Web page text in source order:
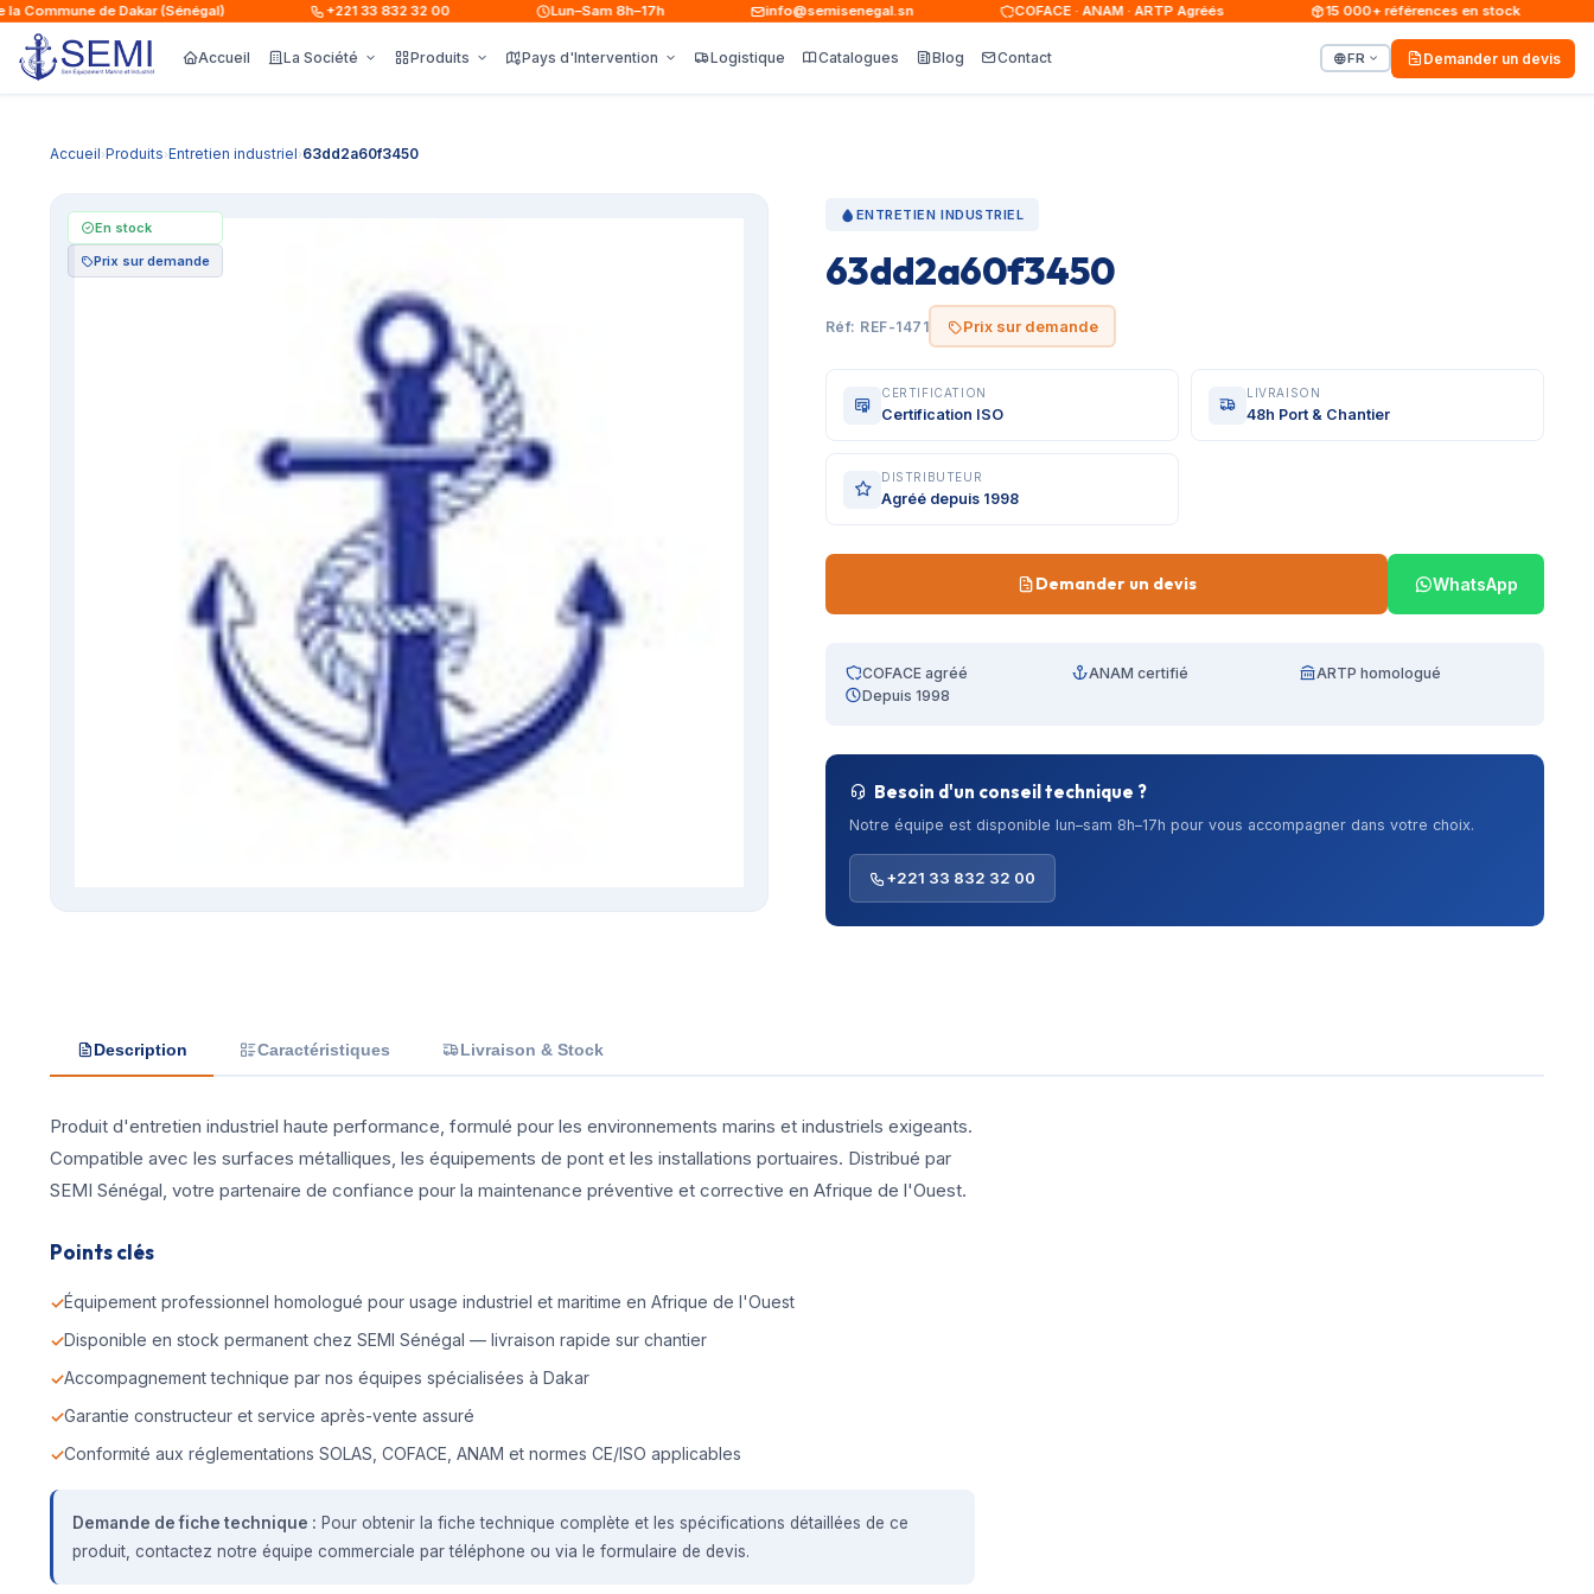
de Dakar (Sénégal) +221 33 832 32 00 Lun–Sam 8h–17h info@semisenegal.sn COFACE · ANAM · ARTP Agréés 15 000+ références en stock
Accueil La Société Produits Pays d'Intervention Logistique Catalogues Blog Contact FR Demander un devis
Accueil›Produits›Entretien industriel›63dd2a60f3450
En stock
Prix sur demande
ENTRETIEN INDUSTRIEL
63dd2a60f3450
Réf: REF-1471 Prix sur demande
CERTIFICATION
Certification ISO
LIVRAISON
48h Port & Chantier
DISTRIBUTEUR
Agréé depuis 1998
Demander un devis WhatsApp
COFACE agréé ANAM certifié
ARTP homologué
Depuis 1998
Besoin d'un conseil technique ?
Notre équipe est disponible lun–sam 8h–17h pour vous accompagner dans votre choix.
+221 33 832 32 00
Description Caractéristiques Livraison & Stock
Produit d'entretien industriel haute performance, formulé pour les environnements marins et industriels exigeants.
Compatible avec les surfaces métalliques, les équipements de pont et les installations portuaires. Distribué par
SEMI Sénégal, votre partenaire de confiance pour la maintenance préventive et corrective en Afrique de l'Ouest.
Points clés
Équipement professionnel homologué pour usage industriel et maritime en Afrique de l'Ouest
Disponible en stock permanent chez SEMI Sénégal — livraison rapide sur chantier
Accompagnement technique par nos équipes spécialisées à Dakar
Garantie constructeur et service après-vente assuré
Conformité aux réglementations SOLAS, COFACE, ANAM et normes CE/ISO applicables
Demande de fiche technique : Pour obtenir la fiche technique complète et les spécifications détaillées de ce
produit, contactez notre équipe commerciale par téléphone ou via le formulaire de devis.